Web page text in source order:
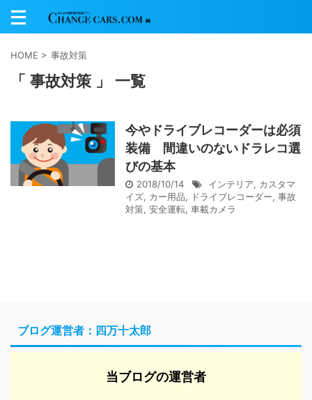
HOME > 事故対策
「 事故対策 」 一覧
今やドライブレコーダーは必須
装備 間違いのないドラレコ選
びの基本
2018/10/14 インテリア, カスタマ
イズ, カー用品, ドライブレコーダー, 事故
対策, 安全運転, 車載カメラ
ブログ運営者：四万十太郎
当ブログの運営者